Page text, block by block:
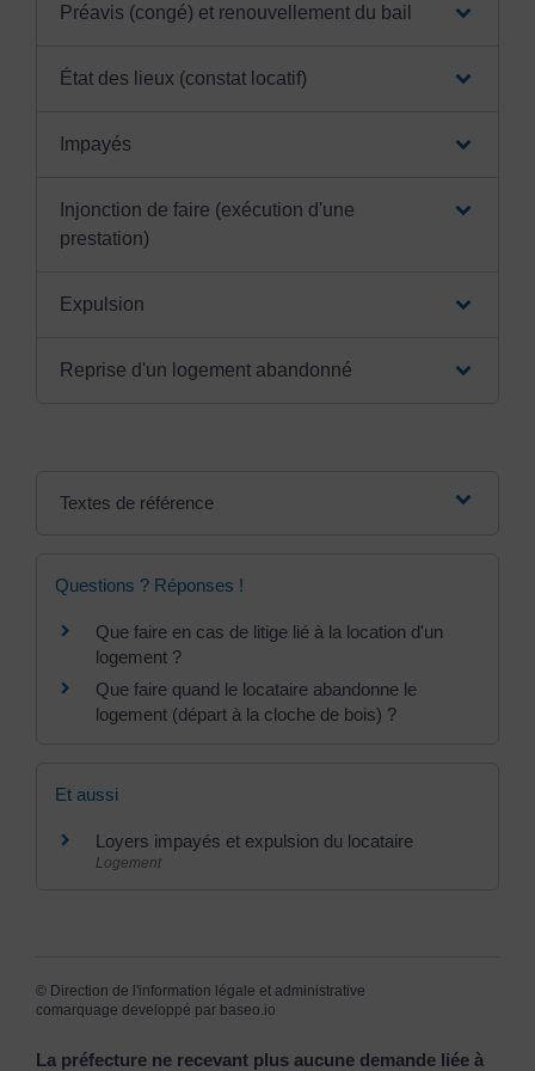
Préavis (congé) et renouvellement du bail
État des lieux (constat locatif)
Impayés
Injonction de faire (exécution d'une
prestation)
Expulsion
Reprise d'un logement abandonné
Textes de référence
Questions ? Réponses !
Que faire en cas de litige lié à la location d'un
logement ?
Que faire quand le locataire abandonne le
logement (départ à la cloche de bois) ?
Et aussi
Loyers impayés et expulsion du locataire
Logement
© Direction de l'information légale et administrative
comarquage developpé par baseo.io
La préfecture ne recevant plus aucune demande liée à